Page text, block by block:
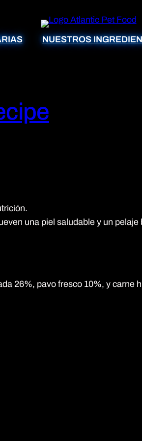
NUESTROS
una piel saludable y un pelaje
26%, pavo fresco 10%, y carne